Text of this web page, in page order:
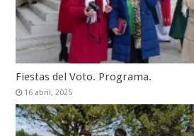
Fiestas del Voto. Programa.
16 abril, 2025